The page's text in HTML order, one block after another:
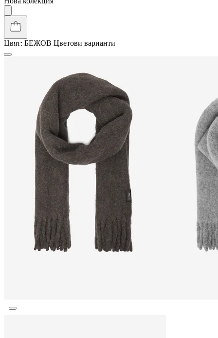
Цвят: БЕЖОВ Цветови варианти